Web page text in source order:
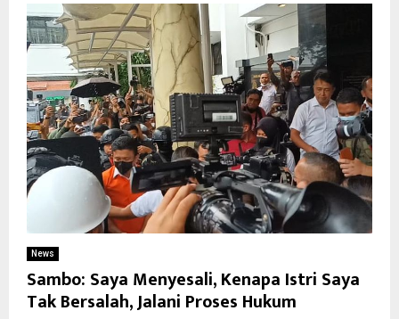
News
Sambo: Saya Menyesali, Kenapa Istri Saya
Tak Bersalah, Jalani Proses Hukum